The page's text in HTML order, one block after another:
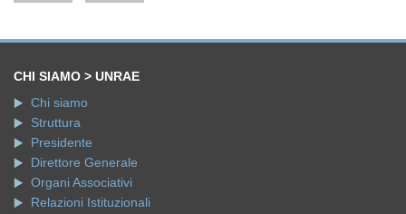
CHI SIAMO > UNRAE
Chi siamo
Struttura
Presidente
Direttore Generale
Organi Associativi
Relazioni Istituzionali